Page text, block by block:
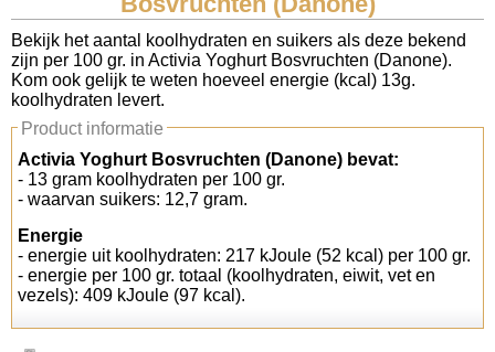
Koolhydraten tellen
Links
Bekijk het aantal koolhydraten en suikers als deze bekend
zijn per 100 gr. in Activia Yoghurt Bosvruchten (Danone).
Kom ook gelijk te weten hoeveel energie (kcal) 13g.
koolhydraten levert.
Product informatie
Activia Yoghurt Bosvruchten (Danone) bevat:
- 13 gram koolhydraten per 100 gr.
- waarvan suikers: 12,7 gram.
Energie
- energie uit koolhydraten: 217 kJoule (52 kcal) per 100 gr.
- energie per 100 gr. totaal (koolhydraten, eiwit, vet en
vezels): 409 kJoule (97 kcal).